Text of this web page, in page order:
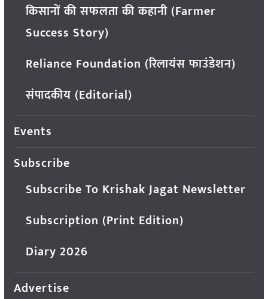
किसानों की सफलता की कहानी (Farmer
Success Story)
Reliance Foundation (रिलायंस फाउंडेशन)
संपादकीय (Editorial)
Events
Subscribe
Subscribe To Krishak Jagat Newsletter
Subscription (Print Edition)
Diary 2026
Advertise